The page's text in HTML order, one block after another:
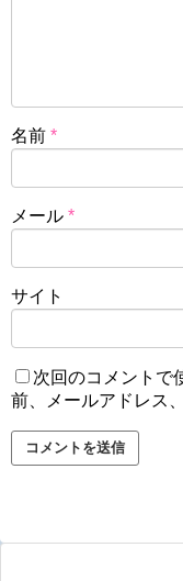
名前 *
メール *
サイト
次回のコメントで
前、メールアドレス